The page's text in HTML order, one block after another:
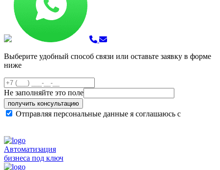
Выберите удобный способ связи или оставьте заявку в форме
ниже
Не заполняйте это поле
получить консультацию
Отправляя персональные данные я соглашаюсь с
Автоматизация
бизнеса под ключ